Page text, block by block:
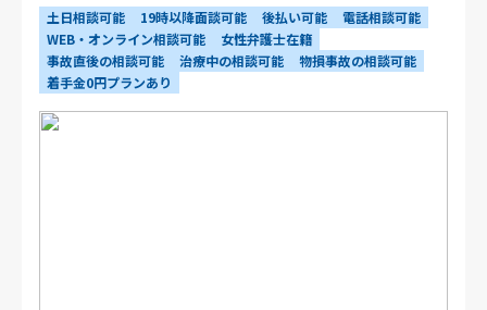
土日相談可能 19時以降面談可能 後払い可能
電話相談可能
WEB・オンライン相談可能
女性弁護士在籍
事故直後の相談可能
治療中の相談可能
物損事故の相談可能
着手金0円プランあり